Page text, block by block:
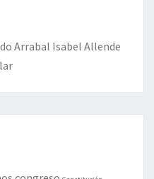
Arrabal Isabel Allende